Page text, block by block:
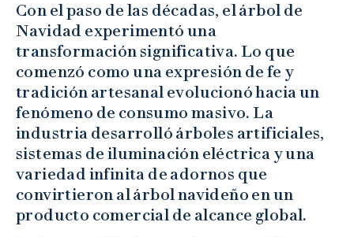
Con el paso de las décadas, el árbol de
Navidad experimentó una
transformación significativa. Lo que
comenzó como una expresión de fe y
tradición artesanal evolucionó hacia un
fenómeno de consumo masivo. La
industria desarrolló árboles artificiales,
sistemas de iluminación eléctrica y una
variedad infinita de adornos que
convirtieron al árbol navideño en un
producto comercial de alcance global.